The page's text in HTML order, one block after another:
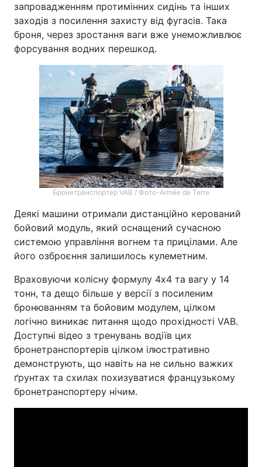
запровадженням протимінних сидінь та інших
заходів з посилення захисту від фугасів. Така
броня, через зростання ваги вже унеможливлює
форсування водних перешкод.
Бронетранспортер VAB / Фото-Armée de Terre
Деякі машини отримали дистанційно керований
бойовий модуль, який оснащений сучасною
системою управління вогнем та прицілами. Але
його озброєння залишилось кулеметним.
Враховуючи колісну формулу 4х4 та вагу у 14
тонн, та дещо більше у версії з посиленим
бронюванням та бойовим модулем, цілком
логічно виникає питання щодо прохідності VAB.
Доступні відео з тренувань водіїв цих
бронетранспортерів цілком ілюстративно
демонструють, що навіть на не сильно важких
ґрунтах та схилах похизуватися французькому
бронетранспортеру нічим.